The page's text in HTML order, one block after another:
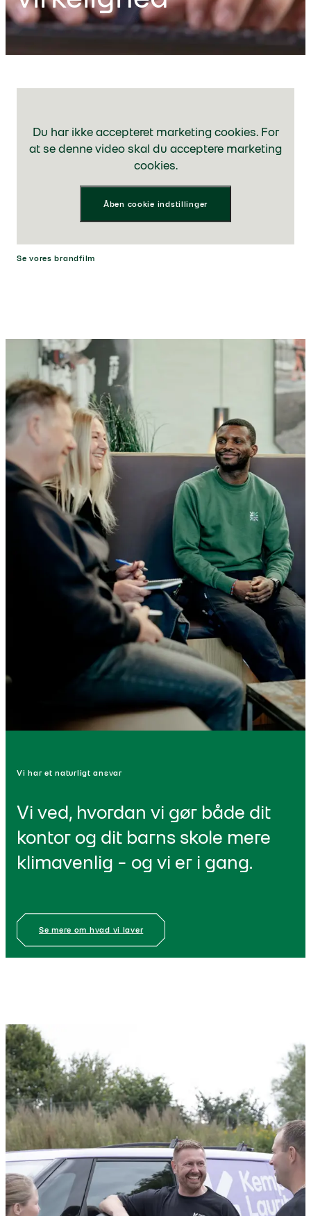
Du har ikke accepteret marketing cookies. For
at se denne video skal du acceptere marketing
cookies.
Åben cookie indstillinger
Se vores brandfilm
Vi har et naturligt ansvar
Vi ved, hvordan vi gør både dit
kontor og dit barns skole mere
klimavenlig - og vi er i gang.
Se mere om hvad vi laver